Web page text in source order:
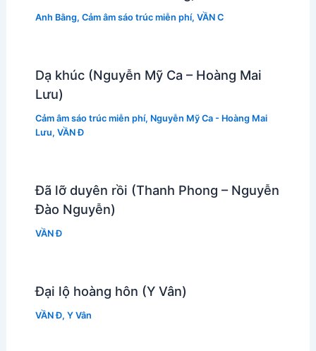
Anh Bằng, Cảm âm sáo trúc miễn phí, VẦN C
Dạ khúc (Nguyễn Mỹ Ca – Hoàng Mai
Lưu)
Cảm âm sáo trúc miễn phí, Nguyễn Mỹ Ca - Hoàng Mai
Lưu, VẦN Đ
Đã lỡ duyên rồi (Thanh Phong – Nguyễn
Đào Nguyễn)
VẦN Đ
Đại lộ hoàng hôn (Y Vân)
VẦN Đ, Y Vân